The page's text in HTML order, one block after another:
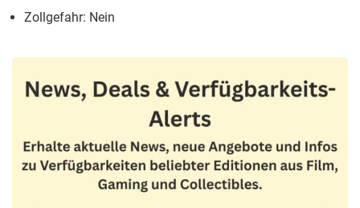
Zollgefahr: Nein